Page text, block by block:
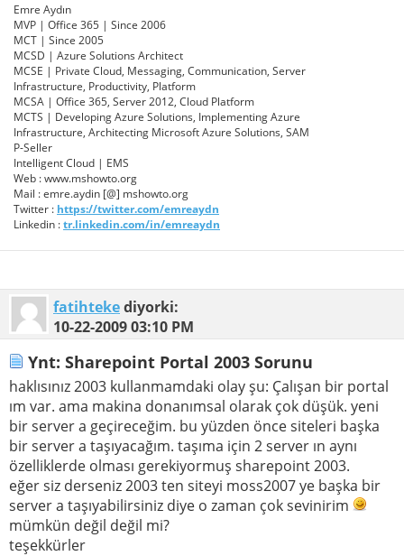
Emre Aydın
MVP | Office 365 | Since 2006
MCT | Since 2005
MCSD | Azure Solutions Architect
MCSE | Private Cloud, Messaging, Communication, Server
Infrastructure, Productivity, Platform
MCSA | Office 365, Server 2012, Cloud Platform
MCTS | Developing Azure Solutions, Implementing Azure
Infrastructure, Architecting Microsoft Azure Solutions, SAM
P-Seller
Intelligent Cloud | EMS
Web : www.mshowto.org
Mail : emre.aydin [@] mshowto.org
Twitter : https://twitter.com/emreaydn
Linkedin :tr.linkedin.com/in/emreaydn
fatihtekediyorki:
10-22-200903:10 PM
Ynt: Sharepoint Portal 2003 Sorunu
haklısınız 2003 kullanmamdaki olay şu: Çalışan bir portal
ım var. ama makina donanımsal olarak çok düşük. yeni
bir server a geçireceğim. bu yüzden önce siteleri başka
bir server a taşıyacağım. taşıma için 2 server ın aynı
özelliklerde olması gerekiyormuş sharepoint 2003.
eğer siz derseniz 2003 ten siteyi moss2007 ye başka bir
server a taşıyabilirsiniz diye o zaman çok sevinirim
mümkün değil değil mi?
teşekkürler